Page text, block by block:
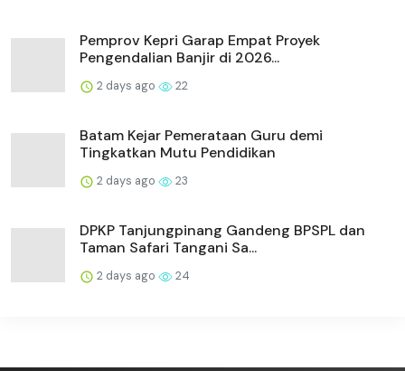
Pemprov Kepri Garap Empat Proyek
Pengendalian Banjir di 2026...
2 days ago 22
Batam Kejar Pemerataan Guru demi
Tingkatkan Mutu Pendidikan
2 days ago 23
DPKP Tanjungpinang Gandeng BPSPL dan
Taman Safari Tangani Sa...
2 days ago 24